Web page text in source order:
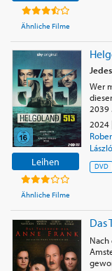
Ähnliche Filme
Leihen
Ähnliche Filme
Wer
2039
2024|
DVD
Das
Nach